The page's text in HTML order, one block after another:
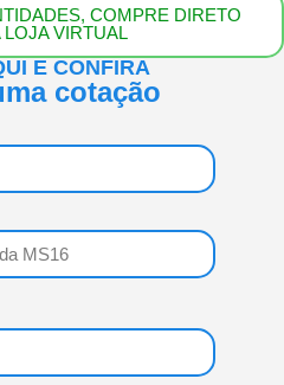
COMPRE DIRETO
LOJA VIRTUAL
E CONFIRA
cotação